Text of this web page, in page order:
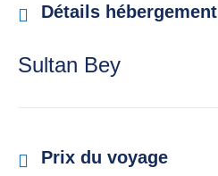
Détails hébergement
Sultan Bey
Prix du voyage